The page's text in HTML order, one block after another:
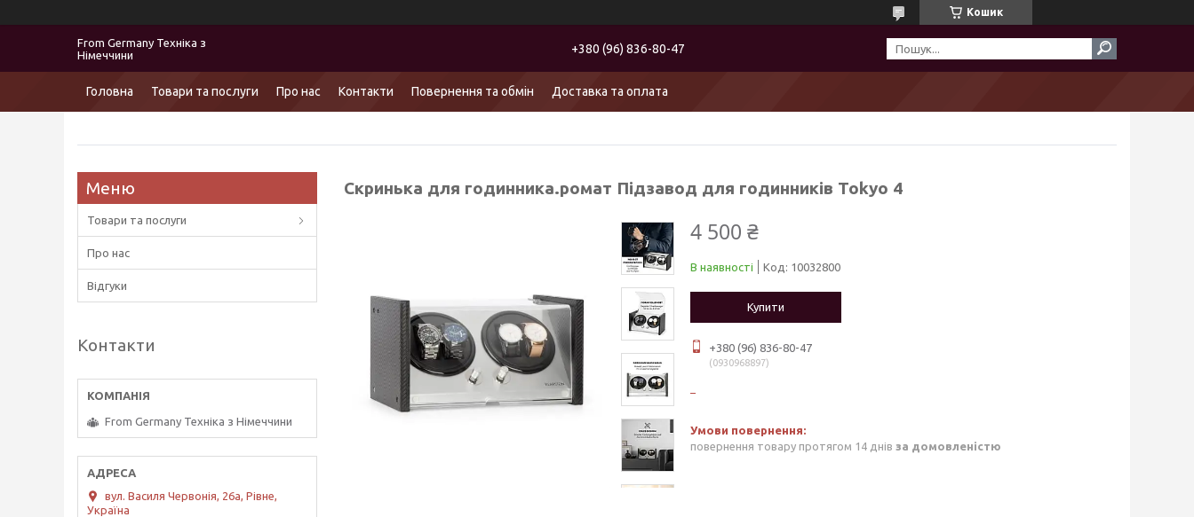
Кошик
From Germany Техніка з
Німеччини
+380 (96) 836-80-47
Головна Товари та послуги Про нас Контакти Повернення та обмін Доставка та оплата
Скринька для годинника.ромат Підзавод для годинників Tokyo 4
4 500 ₴
В наявності Код: 10032800
Купити
+380 (96) 836-80-47
0930968897
повернення товару протягом 14 днів за домовленістю
Товари та послуги
Про нас
Відгуки
Контакти
From Germany Техніка з Німеччини
вул. Василя Червонія, 26а, Рівне,
Україна